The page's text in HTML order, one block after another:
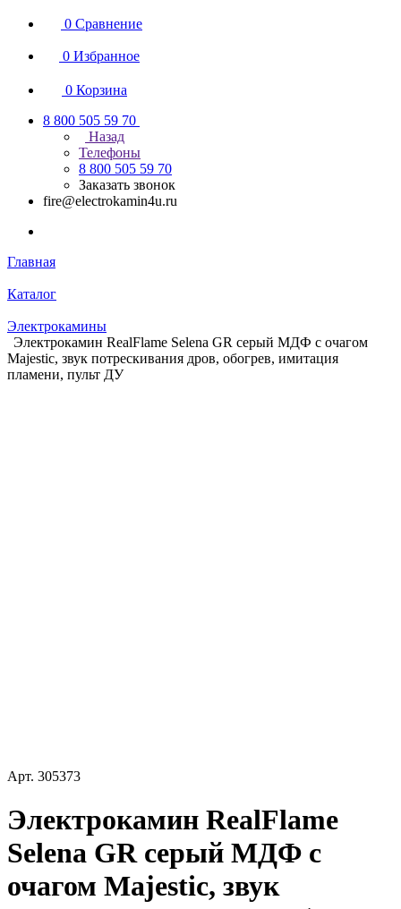
0 Сравнение
0 Избранное
0 Корзина
8 800 505 59 70
Назад
Телефоны
8 800 505 59 70
Заказать звонок
fire@electrokamin4u.ru
Главная
Каталог
Электрокамины
Электрокамин RealFlame Selena GR серый МДФ с очагом
Majestic, звук потрескивания дров, обогрев, имитация
пламени, пульт ДУ
Арт. 305373
Электрокамин RealFlame
Selena GR серый МДФ с
очагом Majestic, звук